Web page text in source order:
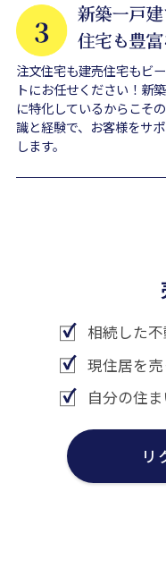
注文住宅も建売住宅もビ
トにお任せください！新
に特化しているからこそ
識と経験で、お客様をサ
します。
相続した
現住居を
自分の住
リ